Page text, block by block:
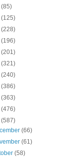
(85)
(125)
(228)
(196)
(201)
(321)
(240)
(386)
(363)
(476)
(587)
(66)
(61)
(58)